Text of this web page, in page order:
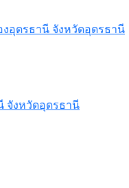
อุดรธานี จังหวัดอุดรธานี
จังหวัดอุดรธานี